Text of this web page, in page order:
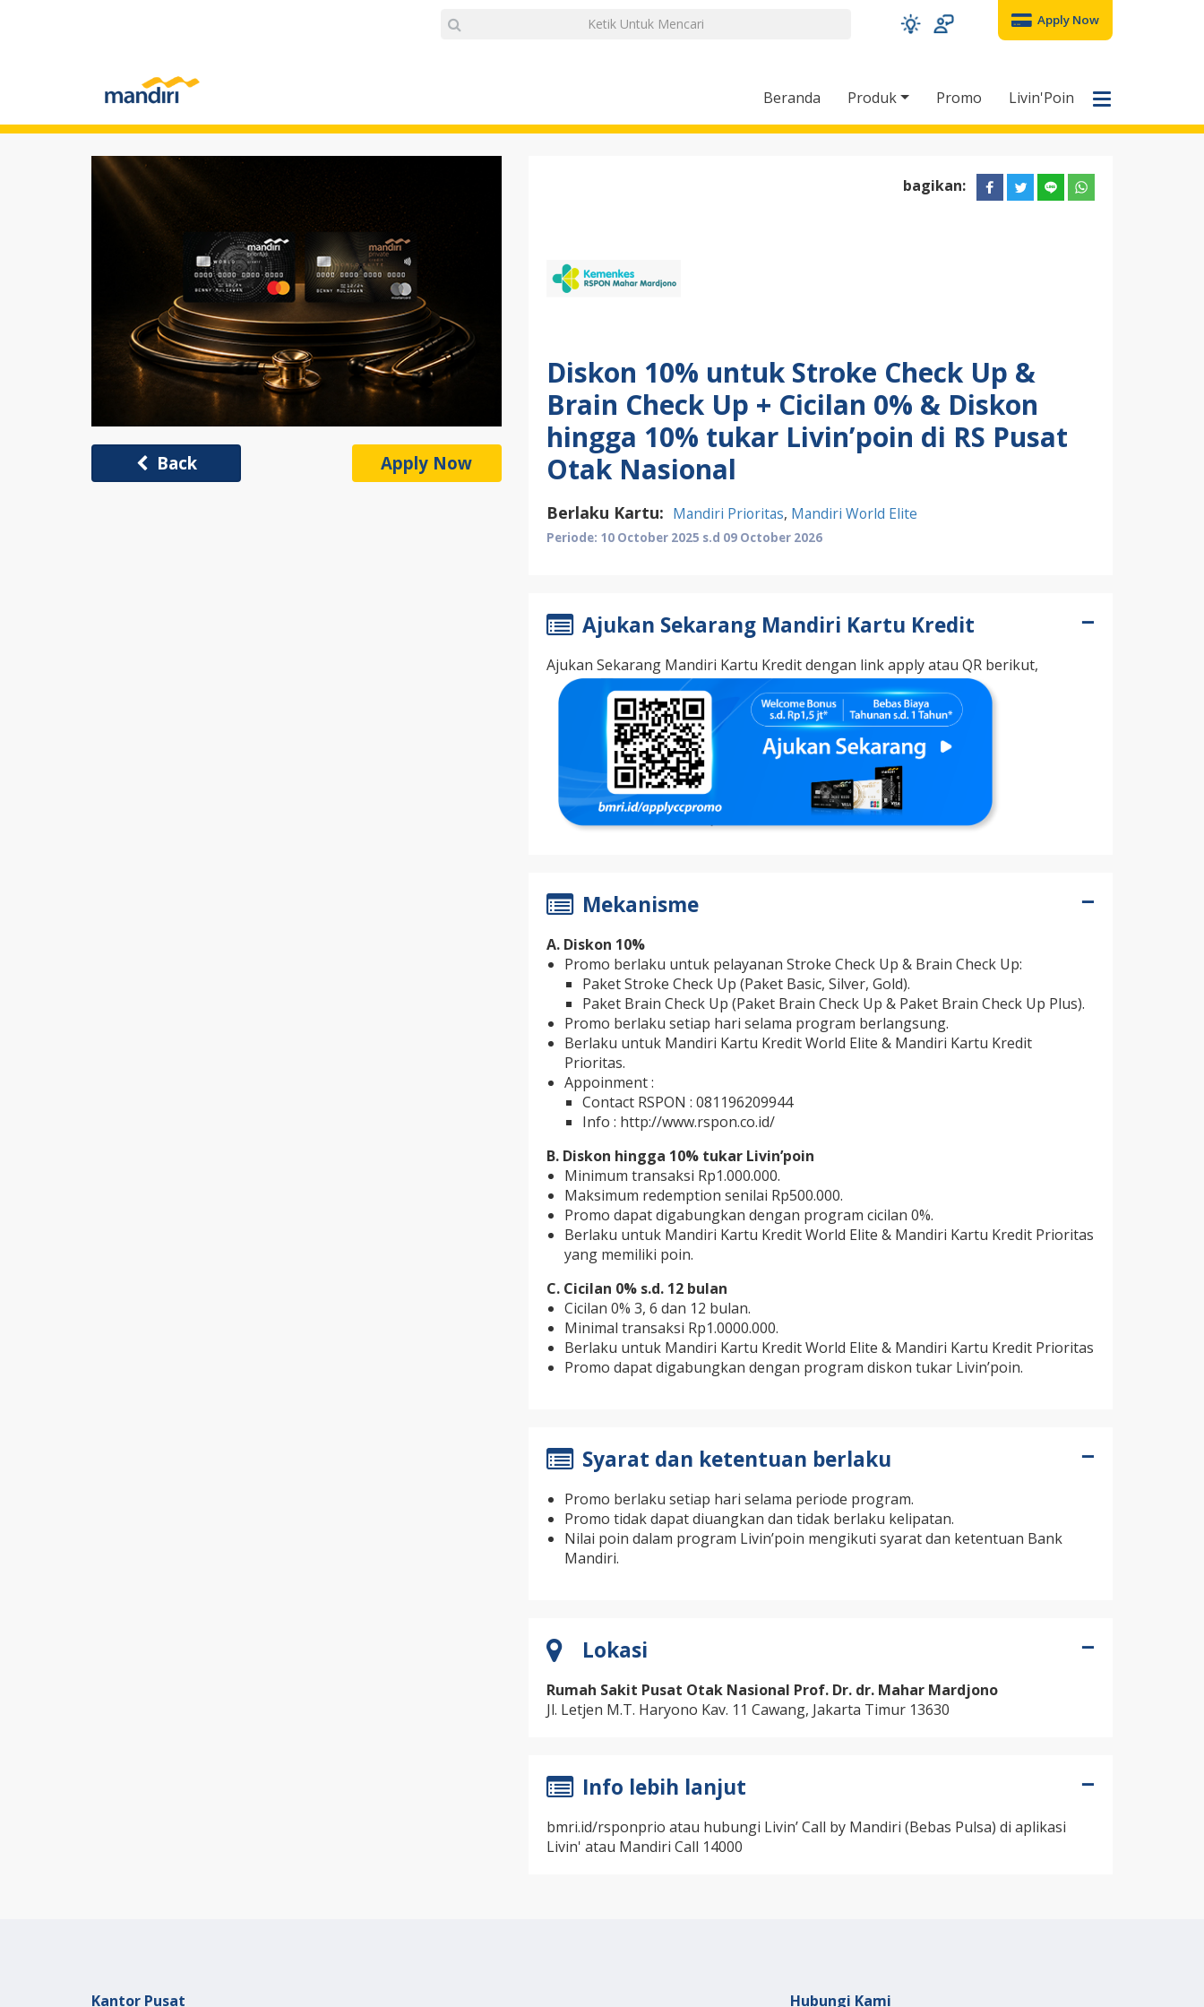
Apply Now
Beranda Produk Promo Livin'Poin
Back Apply Now
bagikan:
Diskon 10% untuk Stroke Check Up &
Brain Check Up + Cicilan 0% & Diskon
hingga 10% tukar Livin’poin di RS Pusat
Otak Nasional
Berlaku Kartu: Mandiri Prioritas, Mandiri World Elite
Periode: 10 October 2025 s.d 09 October 2026
Ajukan Sekarang Mandiri Kartu Kredit
Ajukan Sekarang Mandiri Kartu Kredit dengan link apply atau QR berikut,
Mekanisme
A. Diskon 10%
Promo berlaku untuk pelayanan Stroke Check Up & Brain Check Up:
Paket Stroke Check Up (Paket Basic, Silver, Gold).
Paket Brain Check Up (Paket Brain Check Up & Paket Brain Check Up Plus).
Promo berlaku setiap hari selama program berlangsung.
Berlaku untuk Mandiri Kartu Kredit World Elite & Mandiri Kartu Kredit
Prioritas.
Appoinment :
Contact RSPON : 081196209944
Info : http://www.rspon.co.id/
B. Diskon hingga 10% tukar Livin’poin
Minimum transaksi Rp1.000.000.
Maksimum redemption senilai Rp500.000.
Promo dapat digabungkan dengan program cicilan 0%.
Berlaku untuk Mandiri Kartu Kredit World Elite & Mandiri Kartu Kredit Prioritas
yang memiliki poin.
C. Cicilan 0% s.d. 12 bulan
Cicilan 0% 3, 6 dan 12 bulan.
Minimal transaksi Rp1.0000.000.
Berlaku untuk Mandiri Kartu Kredit World Elite & Mandiri Kartu Kredit Prioritas
Promo dapat digabungkan dengan program diskon tukar Livin’poin.
Syarat dan ketentuan berlaku
Promo berlaku setiap hari selama periode program.
Promo tidak dapat diuangkan dan tidak berlaku kelipatan.
Nilai poin dalam program Livin’poin mengikuti syarat dan ketentuan Bank
Mandiri.
Lokasi
Rumah Sakit Pusat Otak Nasional Prof. Dr. dr. Mahar Mardjono
Jl. Letjen M.T. Haryono Kav. 11 Cawang, Jakarta Timur 13630
Info lebih lanjut
bmri.id/rsponprio atau hubungi Livin’ Call by Mandiri (Bebas Pulsa) di aplikasi
Livin' atau Mandiri Call 14000
Kantor Pusat Hubungi Kami